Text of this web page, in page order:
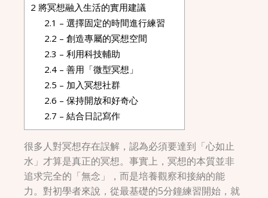
2 將冥想融入生活的實用建議
2.1 – 選擇固定的時間進行練習
2.2 – 創造專屬的冥想空間
2.3 – 利用科技輔助
2.4 – 善用「微型冥想」
2.5 – 加入冥想社群
2.6 – 保持開放和好奇心
2.7 – 結合日記寫作
很多人對冥想存在誤解，認為必須要達到「心如止
水」才算是真正的冥想。事實上，冥想的本質並非
追求完全的「無念」，而是培養觀察和接納的能
力。對初學者來說，從最基礎的5分鐘練習開始，就